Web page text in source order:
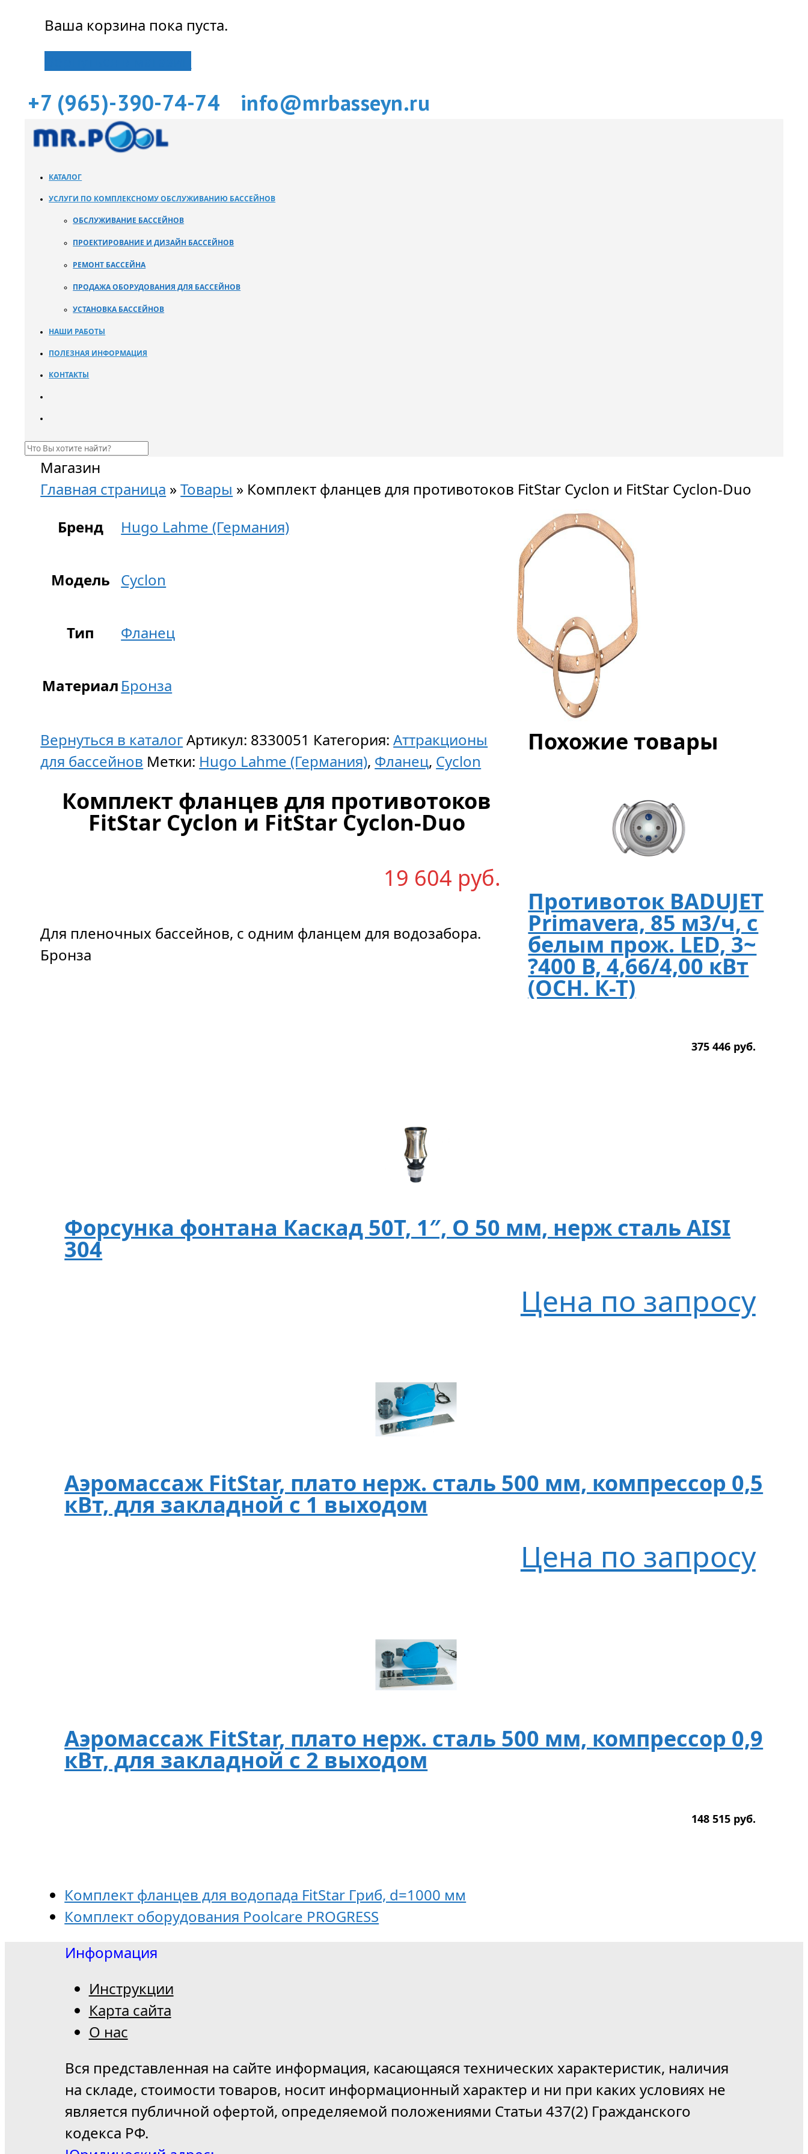
Ваша корзина пока пуста.
+7 (965)-390-74-74 info@mrbasseyn.ru
КАТАЛОГ
УСЛУГИ ПО КОМПЛЕКСНОМУ ОБСЛУЖИВАНИЮ БАССЕЙНОВ
ОБСЛУЖИВАНИЕ БАССЕЙНОВ
ПРОЕКТИРОВАНИЕ И ДИЗАЙН БАССЕЙНОВ
РЕМОНТ БАССЕЙНА
ПРОДАЖА ОБОРУДОВАНИЯ ДЛЯ БАССЕЙНОВ
УСТАНОВКА БАССЕЙНОВ
НАШИ РАБОТЫ
ПОЛЕЗНАЯ ИНФОРМАЦИЯ
КОНТАКТЫ
Магазин
Главная страница »Товары » Комплект фланцев для противотоков FitStar Cyclon и FitStar Cyclon-Duo
Вернуться в каталогАртикул: 8330051 Категория:Аттракционы
для бассейнов Метки: Hugo Lahme (Германия), Фланец, Cyclon
Комплект фланцев для противотоков
FitStar Cyclon и FitStar Cyclon-Duo
19 604 руб.
Для пленочных бассейнов, с одним фланцем для водозабора.
Бронза
Бренд Hugo Lahme (Германия)
Модель Cyclon
Тип Фланец
Материал Бронза
Похожие товары
Противоток BADUJET
Primavera, 85 м3/ч, с
белым прож. LED, 3~
?400 В, 4,66/4,00 кВт
(ОСН. К-Т)
375 446 руб.
Форсунка фонтана Каскад 50T, 1″, O 50 мм, нерж сталь AISI
304
Цена по запросу
Аэромассаж FitStar, плато нерж. сталь 500 мм, компрессор 0,5
кВт, для закладной с 1 выходом
Цена по запросу
Аэромассаж FitStar, плато нерж. сталь 500 мм, компрессор 0,9
кВт, для закладной с 2 выходом
148 515 руб.
Комплект фланцев для водопада FitStar Гриб, d=1000 мм
Комплект оборудования Poolcare PROGRESS
Информация
Инструкции
Карта сайта
О нас
Вся представленная на сайте информация, касающаяся технических характеристик, наличия
на складе, стоимости товаров, носит информационный характер и ни при каких условиях не
является публичной офертой, определяемой положениями Статьи 437(2) Гражданского
кодекса РФ.